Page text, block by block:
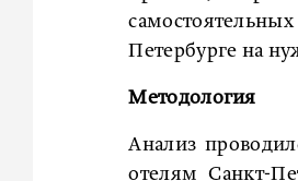
Петербурге на
Методология
Анализ
отелям Санкт-